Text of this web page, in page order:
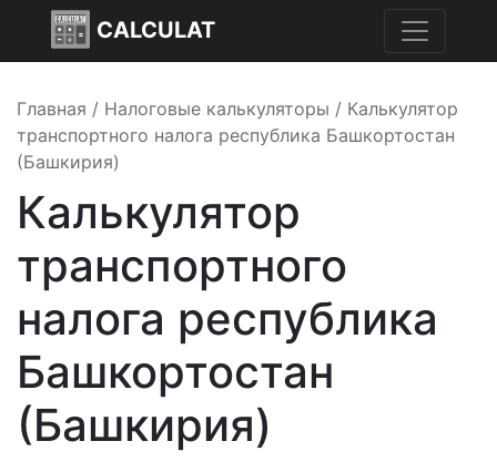
CALCULAT
Главная / Налоговые калькуляторы / Калькулятор
транспортного налога республика Башкортостан
(Башкирия)
Калькулятор
транспортного
налога республика
Башкортостан
(Башкирия)